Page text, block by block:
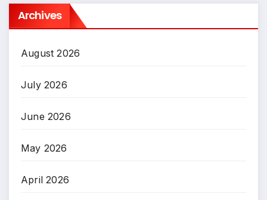
Archives
August 2026
July 2026
June 2026
May 2026
April 2026